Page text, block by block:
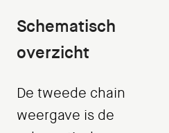
Schematisch
overzicht
De tweede chain
weergave is de